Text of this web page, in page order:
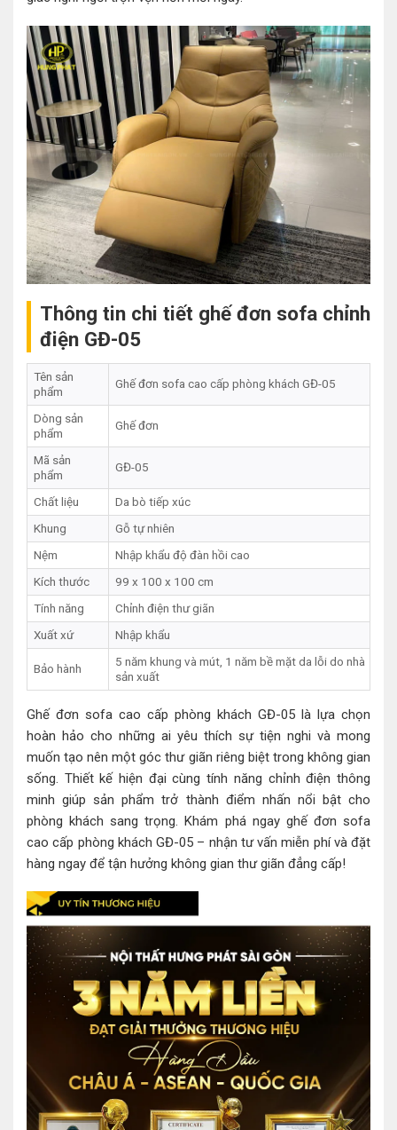
Thông tin chi tiết ghế đơn sofa chỉnh
điện GĐ-05
Tên sản
phẩm
Ghế đơn sofa cao cấp phòng khách GĐ-05
Dòng sản
phẩm
Ghế đơn
Mã sản
phẩm
GĐ-05
Chất liệu
Da bò tiếp xúc
Khung
Gỗ tự nhiên
Nệm
Nhập khẩu độ đàn hồi cao
Kích thước
99 x 100 x 100 cm
Tính năng
Chỉnh điện thư giãn
Xuất xứ
Nhập khẩu
Bảo hành
5 năm khung và mút, 1 năm bề mặt da lỗi do nhà
sản xuất
Ghế đơn sofa cao cấp phòng khách GĐ-05 là lựa chọn
hoàn hảo cho những ai yêu thích sự tiện nghi và mong
muốn tạo nên một góc thư giãn riêng biệt trong không gian
sống. Thiết kế hiện đại cùng tính năng chỉnh điện thông
minh giúp sản phẩm trở thành điểm nhấn nổi bật cho
phòng khách sang trọng. Khám phá ngay ghế đơn sofa
cao cấp phòng khách GĐ-05 – nhận tư vấn miễn phí và đặt
hàng ngay để tận hưởng không gian thư giãn đẳng cấp!